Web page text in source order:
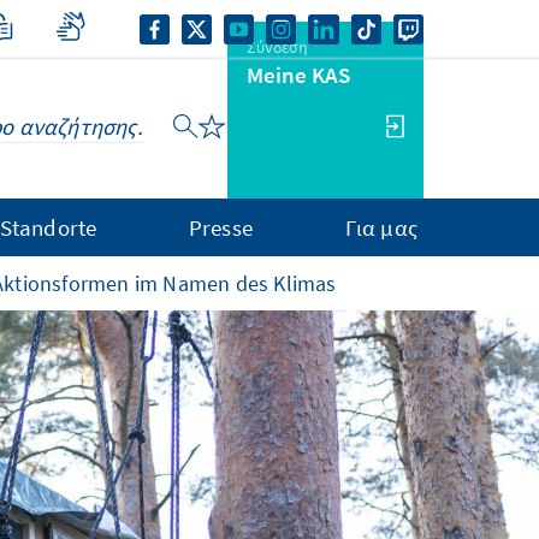
Σύνδεση
Meine KAS
Standorte Presse Για μας
im Namen des Klimas